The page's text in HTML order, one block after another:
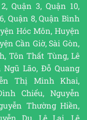
Quận 3, Quận 10,
Quận 8, Quận Bình
Hóc Môn, Huyện
Cần Giờ, Sài Gòn,
Tôn Thất Tùng, Lê
Lão, Đỗ Quang
Thị Minh Khai,
Chiểu, Nguyễn
Thường Hiền,
Du, Lê Lai, Lê